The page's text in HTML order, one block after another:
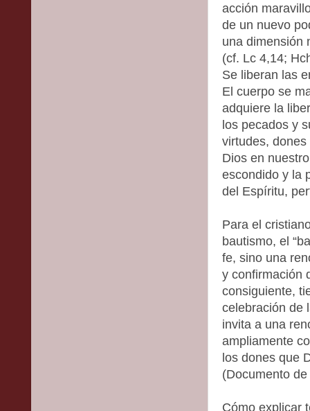
acción
de un nuevo
una dimensión
(cf. Lc 4,14;
Se liberan las
El cuerpo se
adquiere la
los pecados y
virtudes,
Dios en
escondido y la
del Espíritu,
Para el
bautismo, el
fe, sino una
y confirmación
consiguiente,
celebración de
invita a una
ampliamente
los dones que
(Documento
Cómo explicar